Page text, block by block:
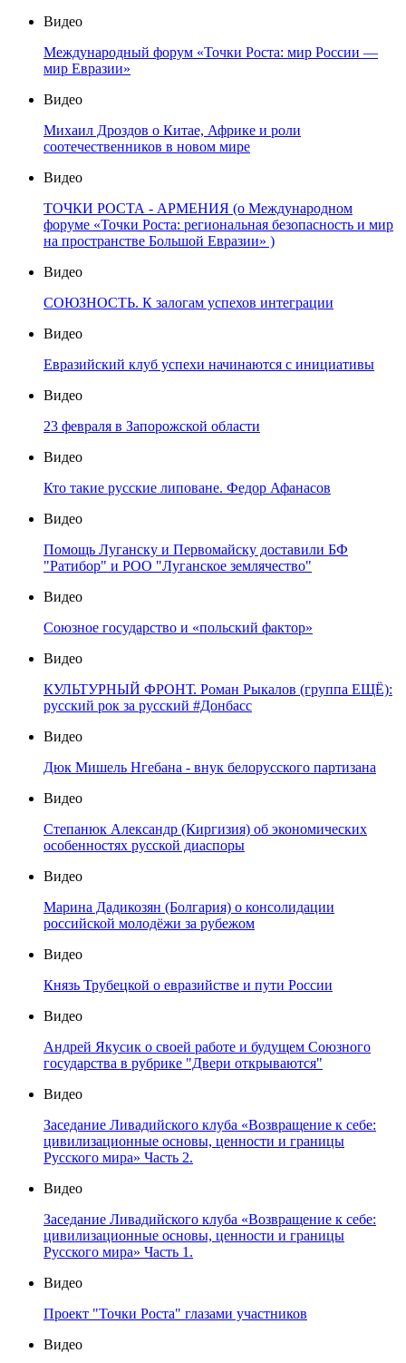
Видео
Международный форум «Точки Роста: мир России —
мир Евразии»
Видео
Михаил Дроздов о Китае, Африке и роли
соотечественников в новом мире
Видео
ТОЧКИ РОСТА - АРМЕНИЯ (о Международном
форуме «Точки Роста: региональная безопасность и мир
на пространстве Большой Евразии» )
Видео
СОЮЗНОСТЬ. К залогам успехов интеграции
Видео
Евразийский клуб успехи начинаются с инициативы
Видео
23 февраля в Запорожской области
Видео
Кто такие русские липоване. Федор Афанасов
Видео
Помощь Луганску и Первомайску доставили БФ
"Ратибор" и РОО "Луганское землячество"
Видео
Союзное государство и «польский фактор»
Видео
КУЛЬТУРНЫЙ ФРОНТ. Роман Рыкалов (группа ЕЩЁ):
русский рок за русский #Донбасс
Видео
Дюк Мишель Нгебана - внук белорусского партизана
Видео
Степанюк Александр (Киргизия) об экономических
особенностях русской диаспоры
Видео
Марина Дадикозян (Болгария) о консолидации
российской молодёжи за рубежом
Видео
Князь Трубецкой о евразийстве и пути России
Видео
Андрей Якусик о своей работе и будущем Союзного
государства в рубрике "Двери открываются"
Видео
Заседание Ливадийского клуба «Возвращение к себе:
цивилизационные основы, ценности и границы
Русского мира» Часть 2.
Видео
Заседание Ливадийского клуба «Возвращение к себе:
цивилизационные основы, ценности и границы
Русского мира» Часть 1.
Видео
Проект "Точки Роста" глазами участников
Видео